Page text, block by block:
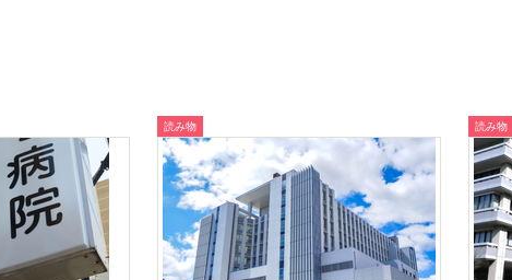
読み物 読み物